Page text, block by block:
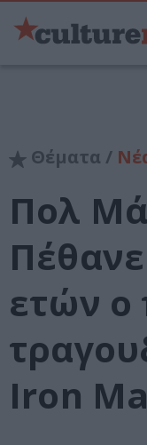
Θέματα /
Πολ
ετών ο
Iron